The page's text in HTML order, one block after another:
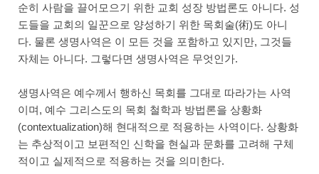
순히 사람을 끌어모으기 위한 교회 성장 방법론도 아니다. 성
도들을 교회의 일꾼으로 양성하기 위한 목회술(術)도 아니
다. 물론 생명사역은 이 모든 것을 포함하고 있지만, 그것들
자체는 아니다. 그렇다면 생명사역은 무엇인가.
생명사역은 예수께서 행하신 목회를 그대로 따라가는 사역
이며, 예수 그리스도의 목회 철학과 방법론을 상황화
(contextualization)해 현대적으로 적용하는 사역이다. 상황화
는 추상적이고 보편적인 신학을 현실과 문화를 고려해 구체
적이고 실제적으로 적용하는 것을 의미한다.